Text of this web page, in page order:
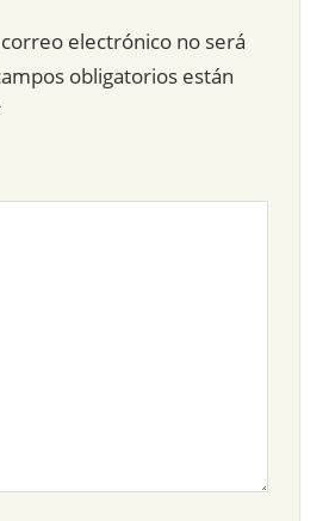
electrónico no será
obligatorios están